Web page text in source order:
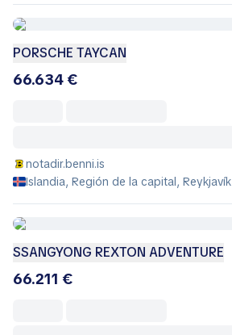
PORSCHE TAYCAN
66.634 €
notadir.benni.is
Islandia, Región de la capital, Reykjavík
SSANGYONG REXTON ADVENTURE
66.211 €